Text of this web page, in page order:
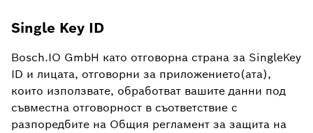
Single Key ID
Bosch.IO GmbH като отговорна страна за SingleKey
ID и лицата, отговорни за приложението(ата),
които използвате, обработват вашите данни под
съвместна отговорност в съответствие с
разпоредбите на Общия регламент за защита на